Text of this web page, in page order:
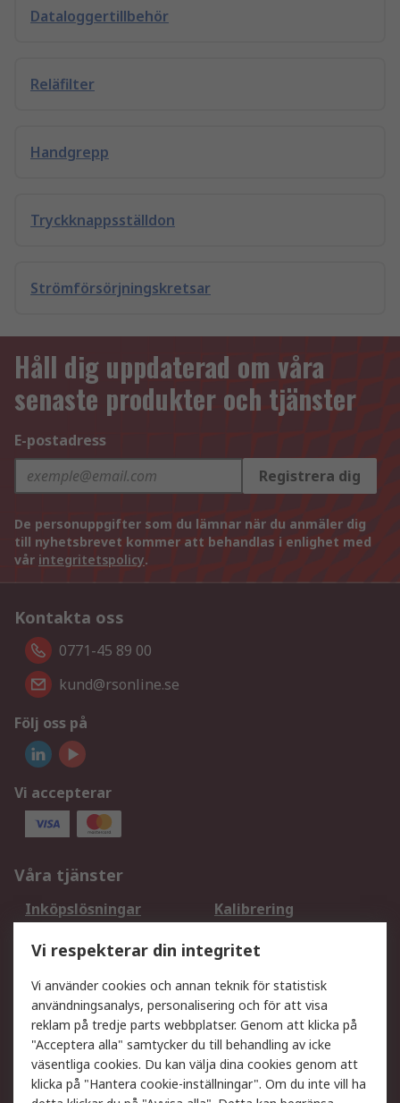
Dataloggertillbehör
Reläfilter
Handgrepp
Tryckknappsställdon
Strömförsörjningskretsar
Håll dig uppdaterad om våra
senaste produkter och tjänster
E-postadress
Registrera dig
De personuppgifter som du lämnar när du anmäler dig
till nyhetsbrevet kommer att behandlas i enlighet med
vår integritetspolicy.
Kontakta oss
0771-45 89 00
kund@rsonline.se
Följ oss på
Vi accepterar
Våra tjänster
Inköpslösningar
Kalibrering
DesignSpark
Teknisk Support
Ditt lokala säljteam
Exportlösningar
Support
Få hjälp
Retur av varor
Leverans
Spåra din order
Vi respekterar din integritet
Vi använder cookies och annan teknik för statistisk
användningsanalys, personalisering och för att visa
reklam på tredje parts webbplatser. Genom att klicka på
"Acceptera alla" samtycker du till behandling av icke
väsentliga cookies. Du kan välja dina cookies genom att
klicka på "Hantera cookie-inställningar". Om du inte vill ha